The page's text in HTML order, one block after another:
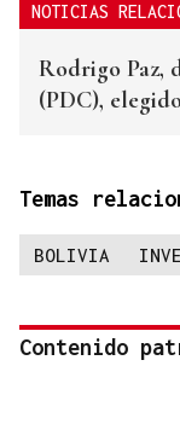
NOTICIAS
Rodrigo Paz,
(PDC),
Temas
BOLIVIA
Contenido